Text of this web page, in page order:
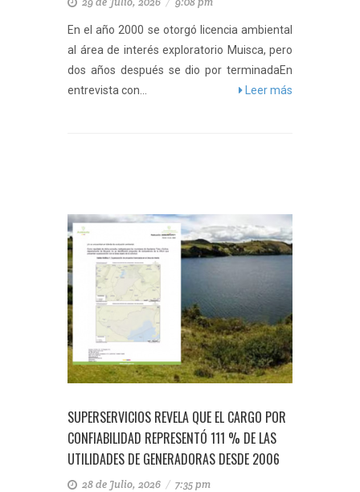
En el año 2000 se otorgó licencia ambiental
al área de interés exploratorio Muisca, pero
dos años después se dio por terminadaEn
entrevista con...
Leer más
SUPERSERVICIOS REVELA QUE EL CARGO POR
CONFIABILIDAD REPRESENTÓ 111 % DE LAS
UTILIDADES DE GENERADORAS DESDE 2006
28 de Julio, 2026 / 7:35 pm